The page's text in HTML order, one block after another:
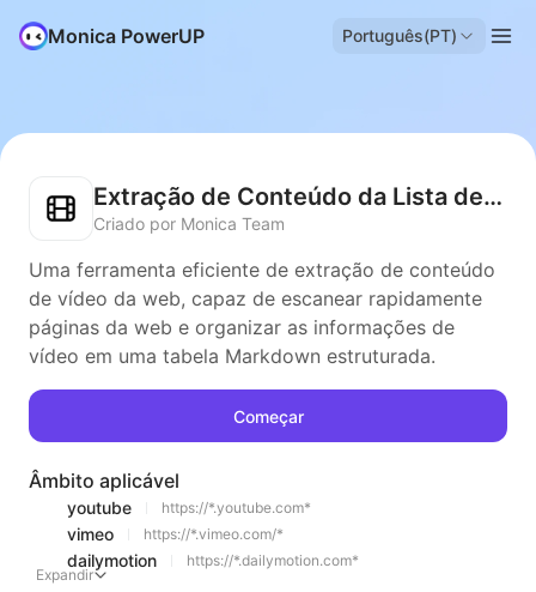
Monica PowerUP Português(PT)
Extração de Conteúdo da Lista de Vídeos
Criado por Monica Team
Uma ferramenta eficiente de extração de conteúdo
de vídeo da web, capaz de escanear rapidamente
páginas da web e organizar as informações de
vídeo em uma tabela Markdown estruturada.
Começar
Âmbito aplicável
youtube https://*.youtube.com*
vimeo https://*.vimeo.com/*
dailymotion
https://*.dailymotion.com*
Expandir